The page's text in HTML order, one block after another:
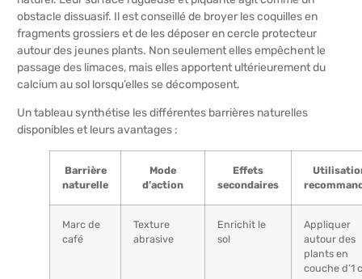
obstacle dissuasif. Il est conseillé de broyer les coquilles en
fragments grossiers et de les déposer en cercle protecteur
autour des jeunes plants. Non seulement elles empêchent le
passage des limaces, mais elles apportent ultérieurement du
calcium au sol lorsqu’elles se décomposent.
Un tableau synthétise les différentes barrières naturelles
disponibles et leurs avantages :
Barrière
naturelle
Mode
d’action
Effets
secondaires
Marc de
café
Texture
abrasive
Enrichit le
sol
Appliquer
autour des
plants en
couche d’1